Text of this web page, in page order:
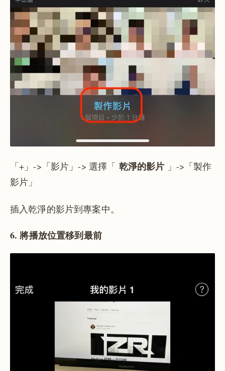
「+」->「影片」-> 選擇「 乾淨的影片 」->「製作
影片」
插入乾淨的影片到專案中。
6. 將播放位置移到最前